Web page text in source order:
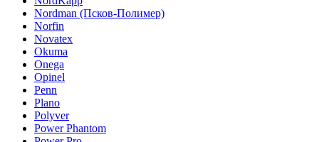
Nordman (Псков-Полимер)
Norfin
Novatex
Okuma
Onega
Opinel
Penn
Plano
Polyver
Power Phantom